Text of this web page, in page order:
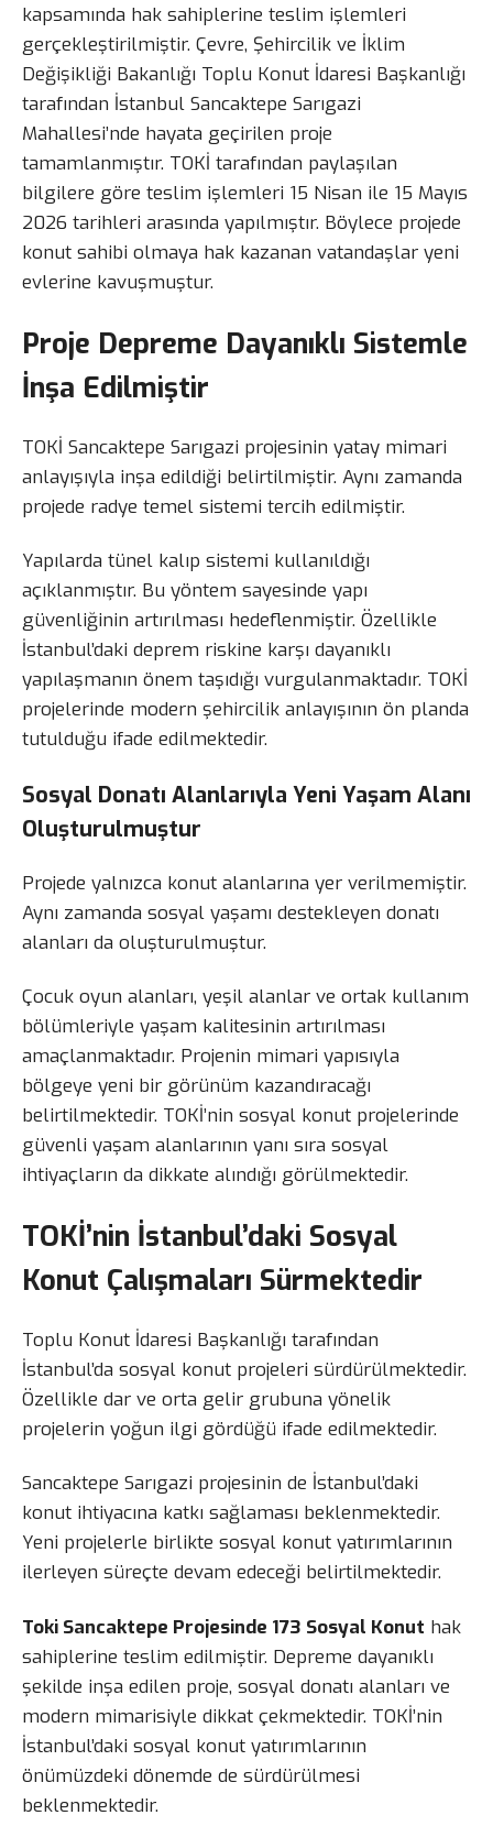
kapsamında hak sahiplerine teslim işlemleri
gerçekleştirilmiştir. Çevre, Şehircilik ve İklim
Değişikliği Bakanlığı Toplu Konut İdaresi Başkanlığı
tarafından İstanbul Sancaktepe Sarıgazi
Mahallesi’nde hayata geçirilen proje
tamamlanmıştır. TOKİ tarafından paylaşılan
bilgilere göre teslim işlemleri 15 Nisan ile 15 Mayıs
2026 tarihleri arasında yapılmıştır. Böylece projede
konut sahibi olmaya hak kazanan vatandaşlar yeni
evlerine kavuşmuştur.
Proje Depreme Dayanıklı Sistemle
İnşa Edilmiştir
TOKİ Sancaktepe Sarıgazi projesinin yatay mimari
anlayışıyla inşa edildiği belirtilmiştir. Aynı zamanda
projede radye temel sistemi tercih edilmiştir.
Yapılarda tünel kalıp sistemi kullanıldığı
açıklanmıştır. Bu yöntem sayesinde yapı
güvenliğinin artırılması hedeflenmiştir. Özellikle
İstanbul’daki deprem riskine karşı dayanıklı
yapılaşmanın önem taşıdığı vurgulanmaktadır. TOKİ
projelerinde modern şehircilik anlayışının ön planda
tutulduğu ifade edilmektedir.
Sosyal Donatı Alanlarıyla Yeni Yaşam Alanı
Oluşturulmuştur
Projede yalnızca konut alanlarına yer verilmemiştir.
Aynı zamanda sosyal yaşamı destekleyen donatı
alanları da oluşturulmuştur.
Çocuk oyun alanları, yeşil alanlar ve ortak kullanım
bölümleriyle yaşam kalitesinin artırılması
amaçlanmaktadır. Projenin mimari yapısıyla
bölgeye yeni bir görünüm kazandıracağı
belirtilmektedir. TOKİ’nin sosyal konut projelerinde
güvenli yaşam alanlarının yanı sıra sosyal
ihtiyaçların da dikkate alındığı görülmektedir.
TOKİ’nin İstanbul’daki Sosyal
Konut Çalışmaları Sürmektedir
Toplu Konut İdaresi Başkanlığı tarafından
İstanbul’da sosyal konut projeleri sürdürülmektedir.
Özellikle dar ve orta gelir grubuna yönelik
projelerin yoğun ilgi gördüğü ifade edilmektedir.
Sancaktepe Sarıgazi projesinin de İstanbul’daki
konut ihtiyacına katkı sağlaması beklenmektedir.
Yeni projelerle birlikte sosyal konut yatırımlarının
ilerleyen süreçte devam edeceği belirtilmektedir.
Toki Sancaktepe Projesinde 173 Sosyal Konut hak
sahiplerine teslim edilmiştir. Depreme dayanıklı
şekilde inşa edilen proje, sosyal donatı alanları ve
modern mimarisiyle dikkat çekmektedir. TOKİ’nin
İstanbul’daki sosyal konut yatırımlarının
önümüzdeki dönemde de sürdürülmesi
beklenmektedir.